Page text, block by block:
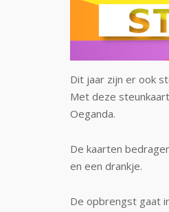
Dit jaar zijn er ook
Met deze
Oeganda.
De kaarten
en een drankje.
De opbrengst gaat